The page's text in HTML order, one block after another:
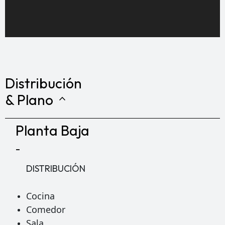
Distribución
& Plano expand_less
Planta Baja
-
DISTRIBUCIÓN
Cocina
Comedor